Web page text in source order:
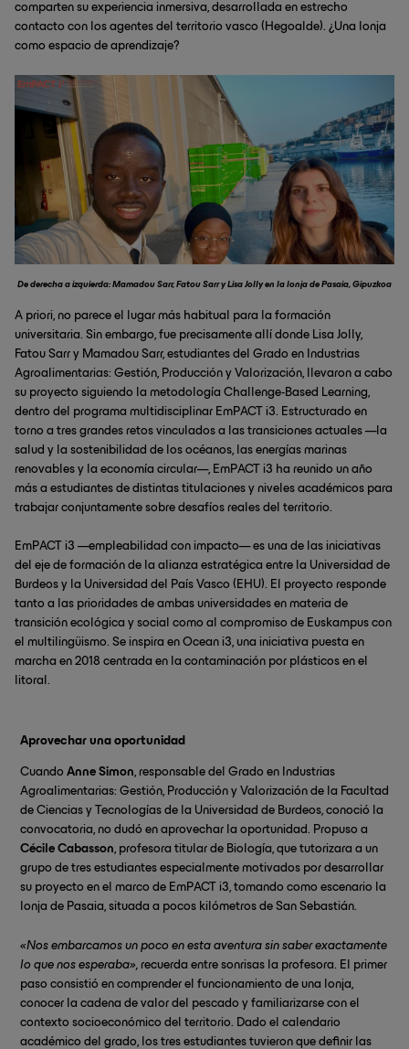
comparten su experiencia inmersiva, desarrollada en estrecho
contacto con los agentes del territorio vasco (Hegoalde). ¿Una lonja
como espacio de aprendizaje?
De derecha a izquierda: Mamadou Sarr, Fatou Sarr y Lisa Jolly en la lonja de Pasaia, Gipuzkoa
A priori, no parece el lugar más habitual para la formación
universitaria. Sin embargo, fue precisamente allí donde Lisa Jolly,
Fatou Sarr y Mamadou Sarr, estudiantes del Grado en Industrias
Agroalimentarias: Gestión, Producción y Valorización, llevaron a cabo
su proyecto siguiendo la metodología Challenge-Based Learning,
dentro del programa multidisciplinar EmPACT i3. Estructurado en
torno a tres grandes retos vinculados a las transiciones actuales —la
salud y la sostenibilidad de los océanos, las energías marinas
renovables y la economía circular—, EmPACT i3 ha reunido un año
más a estudiantes de distintas titulaciones y niveles académicos para
trabajar conjuntamente sobre desafíos reales del territorio.
EmPACT i3 —empleabilidad con impacto— es una de las iniciativas
del eje de formación de la alianza estratégica entre la Universidad de
Burdeos y la Universidad del País Vasco (EHU). El proyecto responde
tanto a las prioridades de ambas universidades en materia de
transición ecológica y social como al compromiso de Euskampus con
el multilingüismo. Se inspira en Ocean i3, una iniciativa puesta en
marcha en 2018 centrada en la contaminación por plásticos en el
litoral.
Aprovechar una oportunidad
Cuando Anne Simon, responsable del Grado en Industrias
Agroalimentarias: Gestión, Producción y Valorización de la Facultad
de Ciencias y Tecnologías de la Universidad de Burdeos, conoció la
convocatoria, no dudó en aprovechar la oportunidad. Propuso a
Cécile Cabasson, profesora titular de Biología, que tutorizara a un
grupo de tres estudiantes especialmente motivados por desarrollar
su proyecto en el marco de EmPACT i3, tomando como escenario la
lonja de Pasaia, situada a pocos kilómetros de San Sebastián.
«Nos embarcamos un poco en esta aventura sin saber exactamente
lo que nos esperaba», recuerda entre sonrisas la profesora. El primer
paso consistió en comprender el funcionamiento de una lonja,
conocer la cadena de valor del pescado y familiarizarse con el
contexto socioeconómico del territorio. Dado el calendario
académico del grado, los tres estudiantes tuvieron que definir las